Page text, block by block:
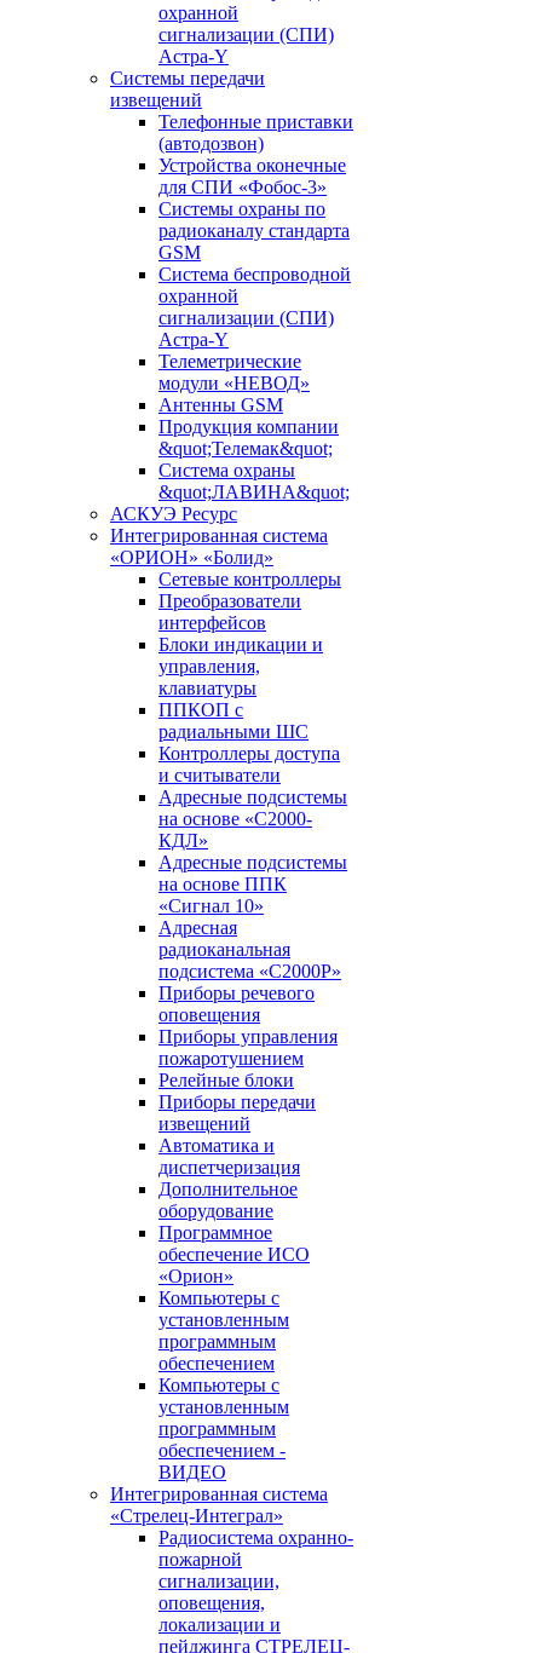
охранной
сигнализации (СПИ)
Астра-Y
Системы передачи
извещений
Телефонные приставки
(автодозвон)
Устройства оконечные
для СПИ «Фобос-3»
Системы охраны по
радиоканалу стандарта
GSM
Система беспроводной
охранной
сигнализации (СПИ)
Астра-Y
Телеметрические
модули «НЕВОД»
Антенны GSM
Продукция компании
&quot;Телемак&quot;
Система охраны
&quot;ЛАВИНА&quot;
АСКУЭ Ресурс
Интегрированная система
«ОРИОН» «Болид»
Сетевые контроллеры
Преобразователи
интерфейсов
Блоки индикации и
управления,
клавиатуры
ППКОП с
радиальными ШС
Контроллеры доступа
и считыватели
Адресные подсистемы
на основе «С2000-
КДЛ»
Адресные подсистемы
на основе ППК
«Сигнал 10»
Адресная
радиоканальная
подсистема «С2000Р»
Приборы речевого
оповещения
Приборы управления
пожаротушением
Релейные блоки
Приборы передачи
извещений
Автоматика и
диспетчеризация
Дополнительное
оборудование
Программное
обеспечение ИСО
«Орион»
Компьютеры с
установленным
программным
обеспечением
Компьютеры с
установленным
программным
обеспечением -
ВИДЕО
Интегрированная система
«Стрелец-Интеграл»
Радиосистема охранно-
пожарной
сигнализации,
оповещения,
локализации и
пейджинга СТРЕЛЕЦ-